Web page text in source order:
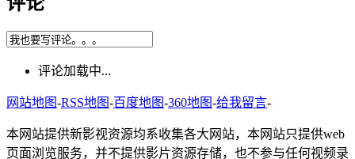
评论加载中...
网站地图-RSS地图-百度地图-360地图-给我留言-
本网站提供新影视资源均系收集各大网站，本网站只提供web
页面浏览服务，并不提供影片资源存储，也不参与任何视频录